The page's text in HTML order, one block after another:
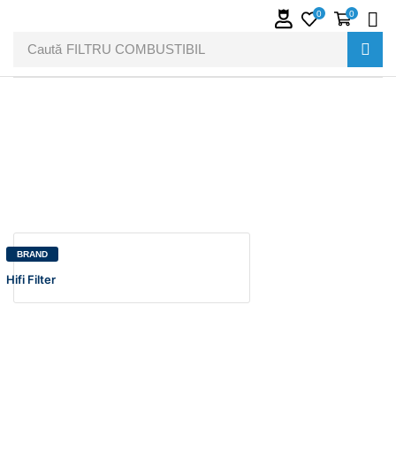
Caută FILTRU COMBUSTIBIL
0 0
BRAND
Hifi Filter